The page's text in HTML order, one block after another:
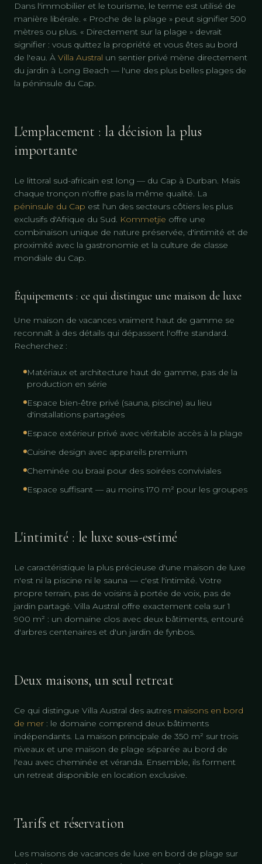
Dans l'immobilier et le tourisme, le terme est utilisé de
manière libérale. « Proche de la plage » peut signifier 500
mètres ou plus. « Directement sur la plage » devrait
signifier : vous quittez la propriété et vous êtes au bord
de l'eau. À Villa Austral un sentier privé mène directement
du jardin à Long Beach — l'une des plus belles plages de
la péninsule du Cap.
L'emplacement : la décision la plus
importante
Le littoral sud-africain est long — du Cap à Durban. Mais
chaque tronçon n'offre pas la même qualité. La
péninsule du Cap est l'un des secteurs côtiers les plus
exclusifs d'Afrique du Sud. Kommetjie offre une
combinaison unique de nature préservée, d'intimité et de
proximité avec la gastronomie et la culture de classe
mondiale du Cap.
Équipements : ce qui distingue une maison de luxe
Une maison de vacances vraiment haut de gamme se
reconnaît à des détails qui dépassent l'offre standard.
Recherchez :
Matériaux et architecture haut de gamme, pas de la
production en série
Espace bien-être privé (sauna, piscine) au lieu
d'installations partagées
Espace extérieur privé avec véritable accès à la plage
Cuisine design avec appareils premium
Cheminée ou braai pour des soirées conviviales
Espace suffisant — au moins 170 m² pour les groupes
L'intimité : le luxe sous-estimé
Le caractéristique la plus précieuse d'une maison de luxe
n'est ni la piscine ni le sauna — c'est l'intimité. Votre
propre terrain, pas de voisins à portée de voix, pas de
jardin partagé. Villa Austral offre exactement cela sur 1
900 m² : un domaine clos avec deux bâtiments, entouré
d'arbres centenaires et d'un jardin de fynbos.
Deux maisons, un seul retreat
Ce qui distingue Villa Austral des autres maisons en bord
de mer : le domaine comprend deux bâtiments
indépendants. La maison principale de 350 m² sur trois
niveaux et une maison de plage séparée au bord de
l'eau avec cheminée et véranda. Ensemble, ils forment
un retreat disponible en location exclusive.
Tarifs et réservation
Les maisons de vacances de luxe en bord de plage sur